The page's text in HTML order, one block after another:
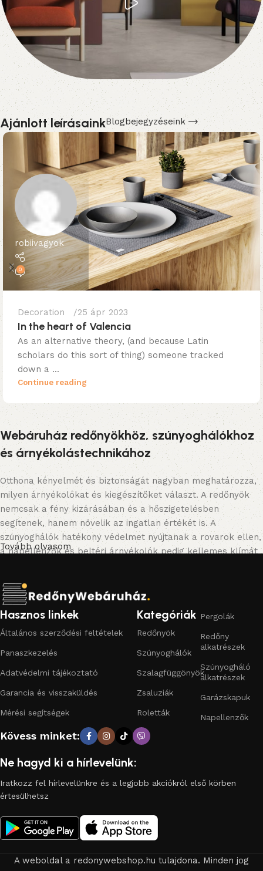
Ajánlott leírásainkBlogbejegyzéseink
robiivagyok
0
Decoration 25 ápr 2023
In the heart of Valencia
As an alternative theory, (and because Latin
scholars do this sort of thing) someone tracked
down a ...
Continue reading
Webáruház redőnyökhöz, szúnyoghálókhoz
és árnyékolástechnikához
Otthona kényelmét és biztonságát nagyban meghatározza,
milyen árnyékolókat és kiegészítőket választ. A redőnyök
nemcsak a fény kizárásában és a hőszigetelésben
segítenek, hanem növelik az ingatlan értékét is. A
szúnyoghálók hatékony védelmet nyújtanak a rovarok ellen,
a napellenzők és beltéri árnyékolók pedig kellemes klímát
értékek védelmére. Webáruházunkban egyszerűen, otthona
kényelméből rendelhet, így gyorsan és biztonságosan juthat
hozzá a kívánt termékekhez.
Kínálatunkban megtalálhatók a műanyag és alumínium
redőnyök, fix, rolós és pliszé szúnyoghálók, modern
napellenzők, beltéri árnyékolók, valamint redőnykapuk és
minden szükséges alkatrész. Termékeink megbízható
gyártóktól származnak, hosszú élettartammal és kedvező
ár-érték aránnyal. A korszerű motoros vezérléseknek és
kiegészítőknek köszönhetően otthona még kényelmesebbé
tehető. Böngésszen széles választékunkban, találja meg az
Ön számára ideális megoldást, és élvezze a biztonságot, a
Tovább olvasom
Hasznos linkek
Általános szerződési feltételek
Panaszkezelés
Adatvédelmi tájékoztató
Garancia és visszaküldés
Mérési segítségek
Kategóriák
Redőnyök
Szúnyoghálók
Szalagfüggönyök
Zsaluziák
Roletták
Pergolák
Redőny
alkatrészek
Szúnyogháló
alkatrészek
Garázskapuk
Napellenzők
Kövess minket:
Ne hagyd ki a hírlevelünk:
Iratkozz fel hírlevelünkre és a legjobb akciókról első körben
értesülhetsz
A weboldal a redonywebshop.hu tulajdona. Minden jog